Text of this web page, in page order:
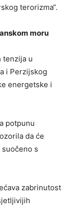
terorizma“.
moru
tenzija u
i Perzijskog
energetske i
potpunu
da će
s
zabrinutost